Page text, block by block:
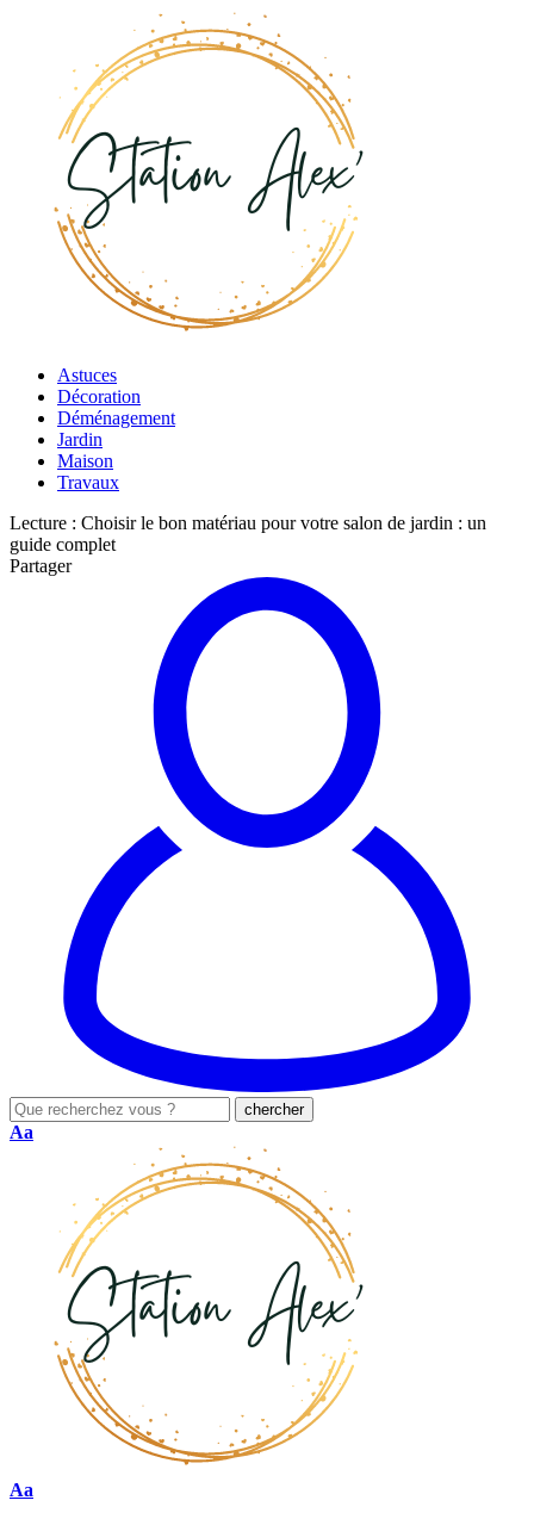
Astuces
Décoration
Déménagement
Jardin
Maison
Travaux
Lecture : Choisir le bon matériau pour votre salon de jardin : un
guide complet
Partager
Aa
Aa